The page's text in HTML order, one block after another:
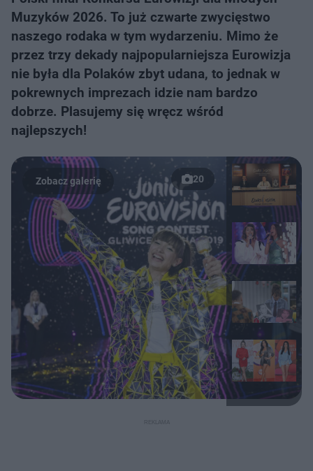
Muzyków 2026. To już czwarte zwycięstwo
naszego rodaka w tym wydarzeniu. Mimo że
przez trzy dekady najpopularniejsza Eurowizja
nie była dla Polaków zbyt udana, to jednak w
pokrewnych imprezach idzie nam bardzo
dobrze. Plasujemy się wręcz wśród
najlepszych!
20